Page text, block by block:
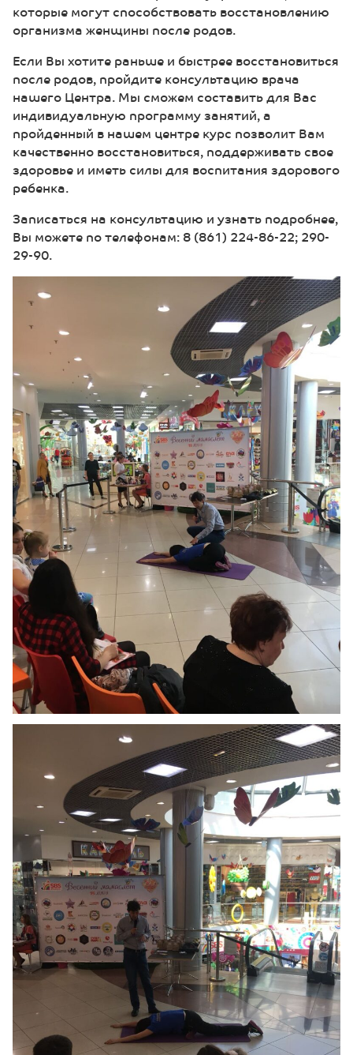
которые могут способствовать восстановлению
организма женщины после родов.
Если Вы хотите раньше и быстрее восстановиться
после родов, пройдите консультацию врача
нашего Центра. Мы сможем составить для Вас
индивидуальную программу занятий, а
пройденный в нашем центре курс позволит Вам
качественно восстановиться, поддерживать свое
здоровье и иметь силы для воспитания здорового
ребенка.
Записаться на консультацию и узнать подробнее,
Вы можете по телефонам: 8 (861) 224-86-22; 290-
29-90.